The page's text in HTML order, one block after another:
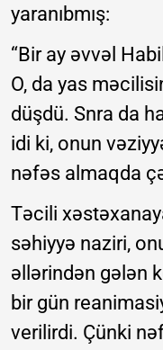
yaranıbmış:
“Bir ay əvvəl
O, da yas
düşdü. Snra da
idi ki, onun
nəfəs almaqda
Təcili
səhiyyə naziri,
əllərindən gələn
bir gün
verilirdi. Çünki